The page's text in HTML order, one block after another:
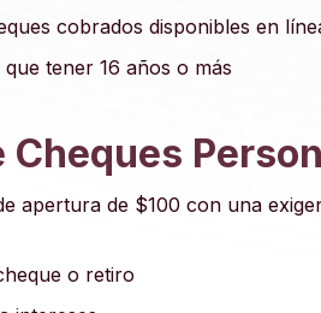
cobrados disponibles en
tener 16 años o más
Cheques
apertura de $100 con una
o retiro